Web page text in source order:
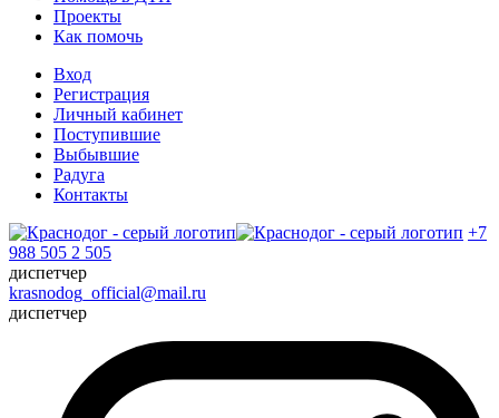
Проекты
Как помочь
Вход
Регистрация
Личный кабинет
Поступившие
Выбывшие
Радуга
Контакты
+7
988 505 2 505
диспетчер
krasnodog_official@mail.ru
диспетчер